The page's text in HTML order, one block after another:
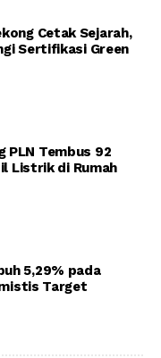
Cetak Sejarah,
Sertifikasi Green
PLN Tembus 92
Listrik di Rumah
5,29% pada
Target